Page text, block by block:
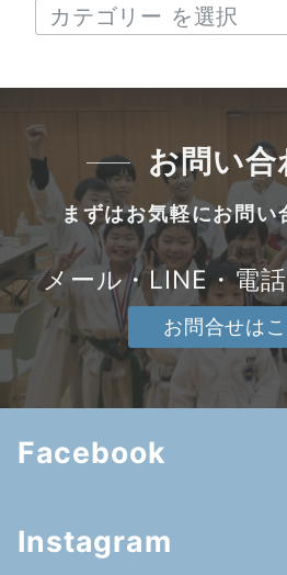
お問い合
まずはお気軽にお問い
メール・LINE・電
お問合せは
Facebook
Instagram